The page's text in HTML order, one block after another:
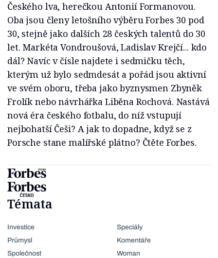
Českého lva, herečkou Antonií Formanovou.
Oba jsou členy letošního výběru Forbes 30 pod
30, stejně jako dalších 28 českých talentů do 30
let. Markéta Vondroušová, Ladislav Krejčí... kdo
dál? Navíc v čísle najdete i sedmičku těch,
kterým už bylo sedmdesát a pořád jsou aktivní
ve svém oboru, třeba jako byznysmen Zbyněk
Frolík nebo návrhářka Liběna Rochová. Nastává
nová éra českého fotbalu, do níž vstupují
nejbohatší Češi? A jak to dopadne, když se z
Porsche stane malířské plátno? Čtěte Forbes.
Témata
Investice
Průmysl
Společnost
Speciály
Komentáře
Woman